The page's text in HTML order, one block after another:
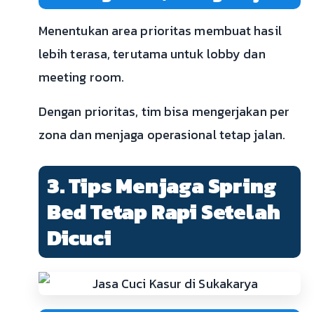
Menentukan area prioritas membuat hasil
lebih terasa, terutama untuk lobby dan
meeting room.
Dengan prioritas, tim bisa mengerjakan per
zona dan menjaga operasional tetap jalan.
3. Tips Menjaga Spring
Bed Tetap Rapi Setelah
Dicuci